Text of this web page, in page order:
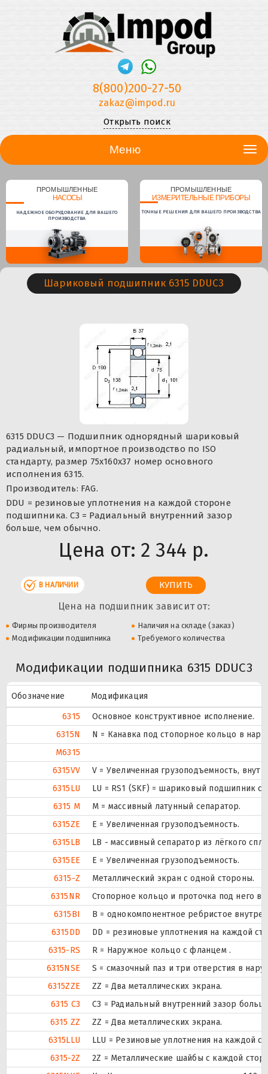
8(800)200-27-50
zakaz@impod.ru
Открыть поиск
Меню
ПРОМЫШЛЕННЫЕ
НАСОСЫ
НАДЕЖНОЕ ОБОРУДОВАНИЕ ДЛЯ ВАШЕГО
ПРОИЗВОДСТВА
ПРОМЫШЛЕННЫЕ
ИЗМЕРИТЕЛЬНЫЕ ПРИБОРЫ
ТОЧНЫЕ РЕШЕНИЯ ДЛЯ ВАШЕГО ПРОИЗВОДСТВА
Шариковый подшипник 6315 DDUC3
6315 DDUC3 — Подшипник однорядный шариковый
радиальный, импортное производство по ISO
стандарту, размер 75x160x37 номер основного
исполнения 6315.
Производитель: FAG.
DDU = резиновые уплотнения на каждой стороне
подшипника. C3 = Радиальный внутренний зазор
больше, чем обычно.
Цена от: 2 344 р.
В НАЛИЧИИ
Цена на подшипник зависит от:
Фирмы производителя
Наличия на складе (заказ)
Модификации подшипника
Требуемого количества
Модификации подшипника 6315 DDUC3
Обозначение
Модификация
6315
Основное конструктивное исполнение.
6315N
N = Канавка под стопорное кольцо в
M6315
6315VV
V = Увеличенная грузоподъемность,
6315LU
LU = RS1 (SKF) = шариковый подшипник
6315 M
M = массивный латунный сепаратор.
6315ZE
Е = Увеличенная грузоподъемность.
6315LB
LB - массивный сепаратор из лёгкого
6315EE
Е = Увеличенная грузоподъемность.
6315-Z
Металлический экран с одной стороны.
6315NR
Стопорное кольцо и проточка под него
6315BI
B = однокомпонентное ребристое
6315DD
DD = резиновые уплотнения на каждой
6315-RS
R = Наружное кольцо с фланцем .
6315NSE
S = смазочный паз и три отверстия в
6315ZZE
ZZ = Два металлических экрана.
6315 C3
C3 = Радиальный внутренний зазор
6315 ZZ
ZZ = Два металлических экрана.
6315LLU
LLU = Резиновые уплотнения на каждой
6315-2Z
2Z = Металлические шайбы с каждой